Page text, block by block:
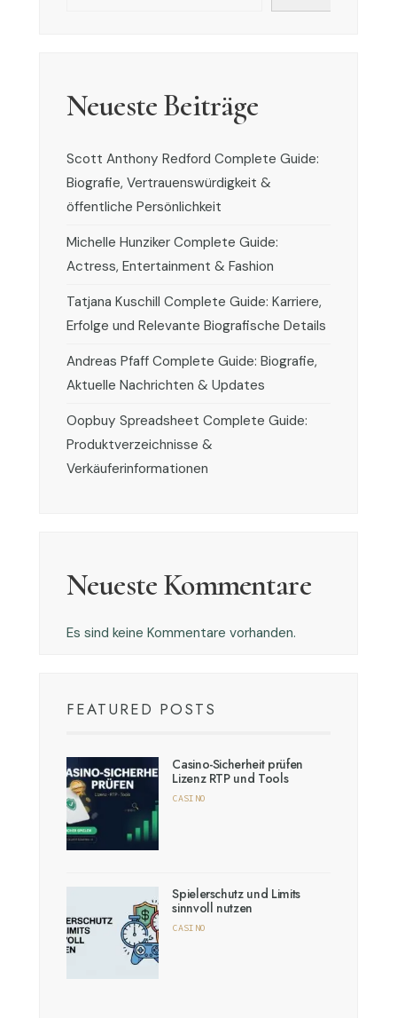
Neueste Beiträge
Scott Anthony Redford Complete Guide:
Biografie, Vertrauenswürdigkeit &
öffentliche Persönlichkeit
Michelle Hunziker Complete Guide:
Actress, Entertainment & Fashion
Tatjana Kuschill Complete Guide: Karriere,
Erfolge und Relevante Biografische Details
Andreas Pfaff Complete Guide: Biografie,
Aktuelle Nachrichten & Updates
Oopbuy Spreadsheet Complete Guide:
Produktverzeichnisse &
Verkäuferinformationen
Neueste Kommentare
Es sind keine Kommentare vorhanden.
FEATURED POSTS
Casino-Sicherheit prüfen
Lizenz RTP und Tools
CASINO
Spielerschutz und Limits
sinnvoll nutzen
CASINO